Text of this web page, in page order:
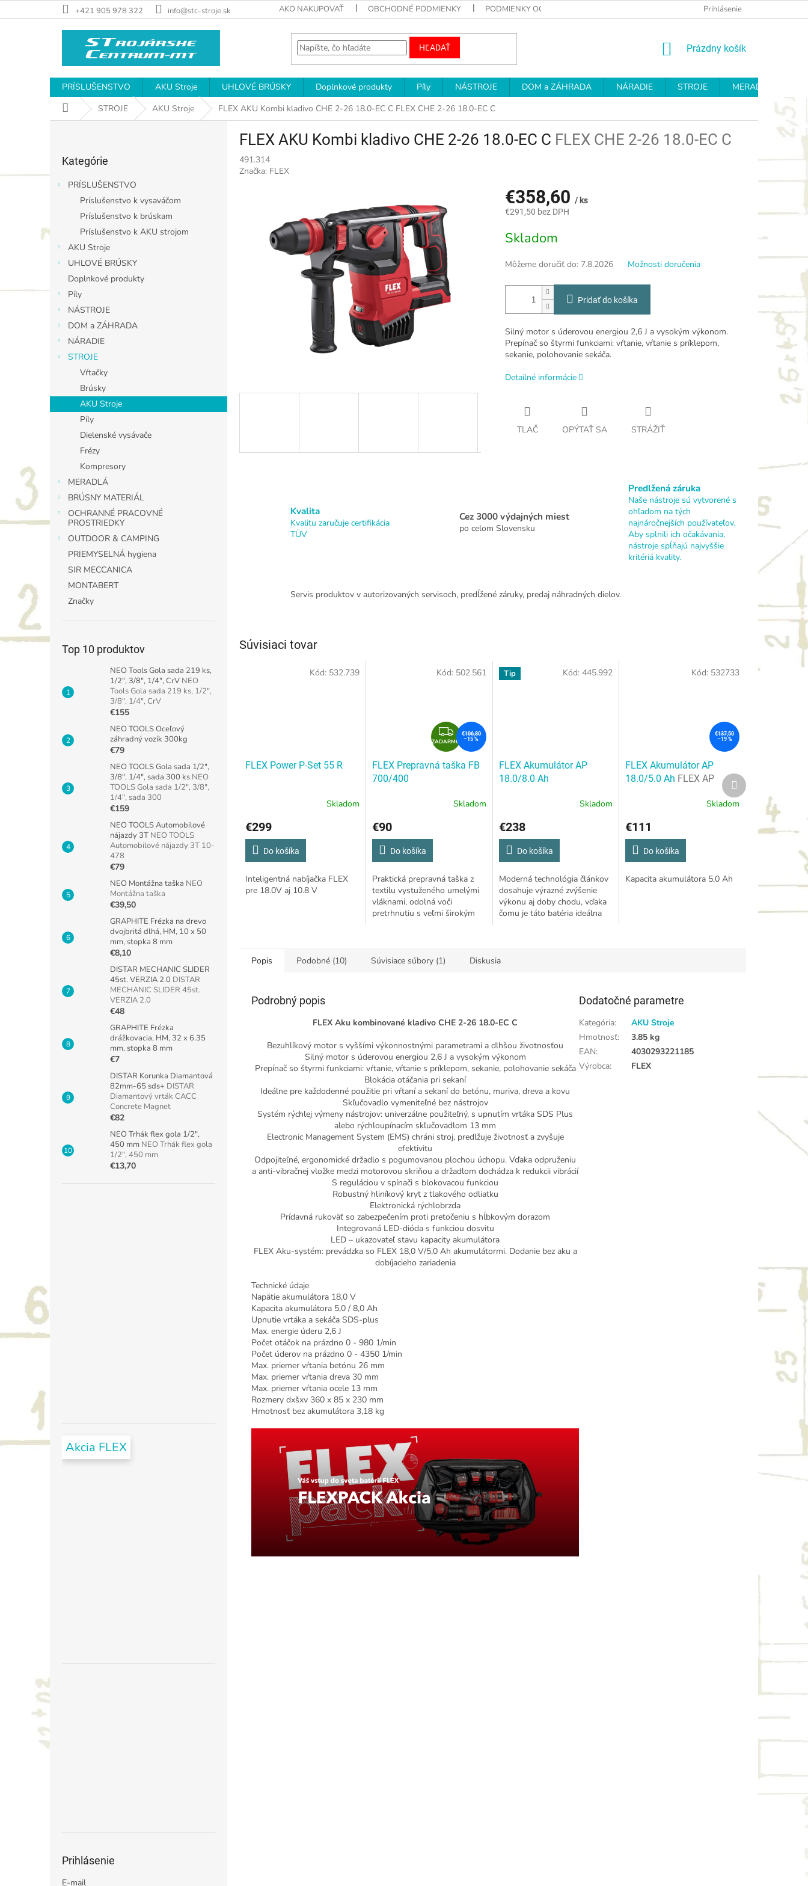
na
+421 905 978 322 info@stc-stroje.sk AKO NAKUPOVAŤ OBCHODNÉ PODMIENKY PODMIENKY OCHRANY OSOBNÝCH ÚDAJOV REKLAMAČNÝ PROTOKOL
Prihlásenie
HĽADAŤ
NÁKUPNÝ
Prázdny košík
PRÍSLUŠENSTVO AKU Stroje UHLOVÉ BRÚSKY Doplnkové produkty Píly NÁSTROJE DOM a ZÁHRADA NÁRADIE STROJE MERADLÁ
DomovSTROJE AKU Stroje FLEX AKU Kombi kladivo CHE 2-26 18.0-EC C FLEX CHE 2-26 18.0-EC C
ý
e
kategórie
Kategórie
PRÍSLUŠENSTVO
Príslušenstvo k vysaváčom
Príslušenstvo k brúskam
Príslušenstvo k AKU strojom
AKU Stroje
UHLOVÉ BRÚSKY
Doplnkové produkty
Píly
NÁSTROJE
DOM a ZÁHRADA
NÁRADIE
STROJE
Vŕtačky
Brúsky
AKU Stroje
Píly
Dielenské vysávače
Frézy
Kompresory
MERADLÁ
BRÚSNY MATERIÁL
OCHRANNÉ PRACOVNÉ
PROSTRIEDKY
OUTDOOR & CAMPING
PRIEMYSELNÁ hygiena
SIR MECCANICA
MONTABERT
Značky
Top 10 produktov
NEO Tools Gola sada 219 ks,
1/2", 3/8", 1/4", CrV NEO
Tools Gola sada 219 ks, 1/2",
3/8", 1/4", CrV
€155
NEO TOOLS Oceľový
záhradný vozík 300kg
€79
NEO TOOLS Gola sada 1/2",
3/8", 1/4", sada 300 ks NEO
TOOLS Gola sada 1/2", 3/8",
1/4", sada 300
€159
NEO TOOLS Automobilové
nájazdy 3T NEO TOOLS
Automobilové nájazdy 3T 10-
478
€79
NEO Montážna taška NEO
Montážna taška
€39,50
GRAPHITE Frézka na drevo
dvojbritá dlhá, HM, 10 x 50
mm, stopka 8 mm
€8,10
DISTAR MECHANIC SLIDER
45st. VERZIA 2.0 DISTAR
MECHANIC SLIDER 45st.
VERZIA 2.0
€48
GRAPHITE Frézka
drážkovacia, HM, 32 x 6.35
mm, stopka 8 mm
€7
DISTAR Korunka Diamantová
82mm-65 sds+ DISTAR
Diamantový vrták CACC
Concrete Magnet
€82
NEO Trhák flex gola 1/2",
450 mm NEO Trhák flex gola
1/2", 450 mm
€13,70
Akcia FLEX
Prihlásenie
E-mail
FLEX AKU Kombi kladivo CHE 2-26 18.0-EC C FLEX CHE 2-26 18.0-EC C
491.314
Značka: FLEX
€358,60 / ks
€291,50 bez DPH
cena:
Skladom
Môžeme doručiť do: 7.8.2026 Možnosti doručenia
Pridať do košíka
Silný motor s úderovou energiou 2,6 J a vysokým výkonom.
Prepínač so štyrmi funkciami: vŕtanie, vŕtanie s príklepom,
sekanie, polohovanie sekáča.
Detailné informácie
TLAČ OPÝTAŤ SA STRÁŽIŤ
Kvalita
Kvalitu zaručuje certifikácia
TÜV
Cez 3000 výdajných miest
po celom Slovensku
Predlžená záruka
Naše nástroje sú vytvorené s
ohľadom na tých
najnáročnejších používateľov.
Aby splnili ich očakávania,
nástroje spĺňajú najvyššie
kritériá kvality.
Servis produktov v autorizovaných servisoch, predĺžené záruky, predaj náhradných dielov.
Súvisiaci tovar
FLEX Power P-Set 55 R
Skladom
€299
Do košíka
Inteligentná nabíjačka FLEX
pre 18.0V aj 10.8 V
Kód: 532.739
Z
A
D
M
ZADARMO
€106,80
–15 %
FLEX Prepravná taška FB
700/400
Skladom
€90
Do košíka
Praktická prepravná taška z
textilu vystuženého umelými
vláknami, odolná voči
pretrhnutiu s veľmi širokým
Kód: 502.561 Tip
FLEX Akumulátor AP
18.0/8.0 Ah
Skladom
€238
Do košíka
Moderná technológia článkov
dosahuje výrazné zvýšenie
výkonu aj doby chodu, vďaka
čomu je táto batéria ideálna
Kód:445.992
€137,50
–19 %
FLEX Akumulátor AP
18.0/5.0 Ah FLEX AP
Skladom
€111
Do košíka
Kapacita akumulátora 5,0 Ah
Kód: 532733
Ďalší
produkt
Popis Podobné (10) Súvisiace súbory (1) Diskusia
Podrobný popis
FLEX Aku kombinované kladivo CHE 2-26 18.0-EC C
Bezuhlíkový motor s vyššími výkonnostnými parametrami a dlhšou životnosťou
Silný motor s úderovou energiou 2,6 J a vysokým výkonom
Prepínač so štyrmi funkciami: vŕtanie, vŕtanie s príklepom, sekanie, polohovanie sekáča
Blokácia otáčania pri sekaní
Ideálne pre každodenné použitie pri vŕtaní a sekaní do betónu, muriva, dreva a kovu
Skľučovadlo vymeniteľné bez nástrojov
Systém rýchlej výmeny nástrojov: univerzálne použiteľný, s upnutím vrtáka SDS Plus
alebo rýchloupínacím skľučovadlom 13 mm
Electronic Management System (EMS) chráni stroj, predlžuje životnosť a zvyšuje
efektivitu
Odpojiteľné, ergonomické držadlo s pogumovanou plochou úchopu. Vďaka odpruženiu
a anti-vibračnej vložke medzi motorovou skriňou a držadlom dochádza k redukcii vibrácií
S reguláciou v spínači s blokovacou funkciou
Robustný hliníkový kryt z tlakového odliatku
Elektronická rýchlobrzda
Prídavná rukoväť so zabezpečením proti pretočeniu s hĺbkovým dorazom
Integrovaná LED-dióda s funkciou dosvitu
LED – ukazovateľ stavu kapacity akumulátora
FLEX Aku-systém: prevádzka so FLEX 18,0 V/5,0 Ah akumulátormi. Dodanie bez aku a
dobíjacieho zariadenia
Technické údaje
Napätie akumulátora 18,0 V
Kapacita akumulátora 5,0 / 8,0 Ah
Upnutie vrtáka a sekáča SDS-plus
Max. energie úderu 2,6 J
Počet otáčok na prázdno 0 - 980 1/min
Počet úderov na prázdno 0 - 4350 1/min
Max. priemer vŕtania betónu 26 mm
Max. priemer vŕtania dreva 30 mm
Max. priemer vŕtania ocele 13 mm
Rozmery dxšxv 360 x 85 x 230 mm
Hmotnosť bez akumulátora 3,18 kg
Dodatočné parametre
Kategória:
AKU Stroje
Hmotnosť:
3.85 kg
EAN:
4030293221185
Výrobca: FLEX